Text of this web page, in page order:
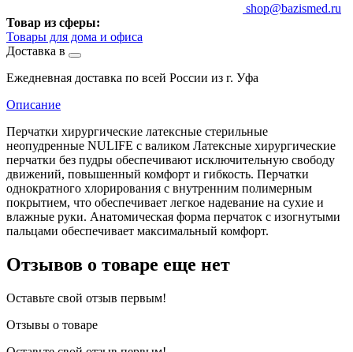
shop@bazismed.ru
Товар из сферы:
Товары для дома и офиса
Доставка в
Ежедневная доставка по всей России из г. Уфа
Описание
Перчатки хирургические латексные стерильные
неопудренные NULIFE с валиком Латексные хирургические
перчатки без пудры обеспечивают исключительную свободу
движений, повышенный комфорт и гибкость. Перчатки
однократного хлорирования с внутренним полимерным
покрытием, что обеспечивает легкое надевание на сухие и
влажные руки. Анатомическая форма перчаток с изогнутыми
пальцами обеспечивает максимальный комфорт.
Отзывов о товаре еще нет
Оставьте свой отзыв первым!
Отзывы о товаре